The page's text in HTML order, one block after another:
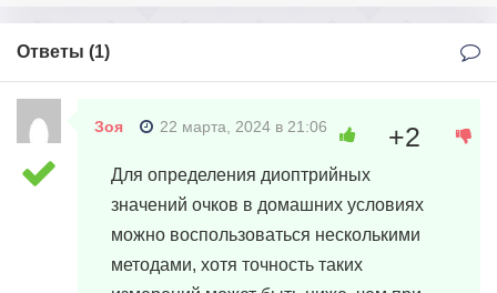
Ответы (1)
Зоя 22 марта, 2024 в 21:06
Для определения диоптрийных
значений очков в домашних условиях
можно воспользоваться несколькими
методами, хотя точность таких
+2